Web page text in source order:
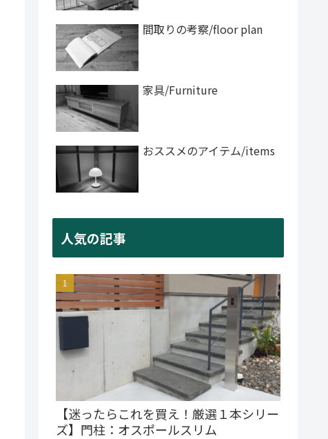
間取りの考察/floor plan
家具/Furniture
おススメのアイテム/items
人気の記事
【迷ったらこれを買え！厳選１本シリー
ズ】門柱：オスポールスリム